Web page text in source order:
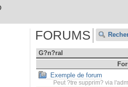
FORUMS
G?n?ral
Exemple de forum
Peut ?tre supprim? via